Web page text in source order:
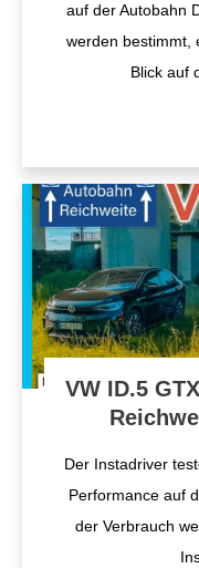
auf der Autobahn
werden bestimmt,
Blick auf
VW ID.5
Der Instadriver
Performance auf
der Verbrauch